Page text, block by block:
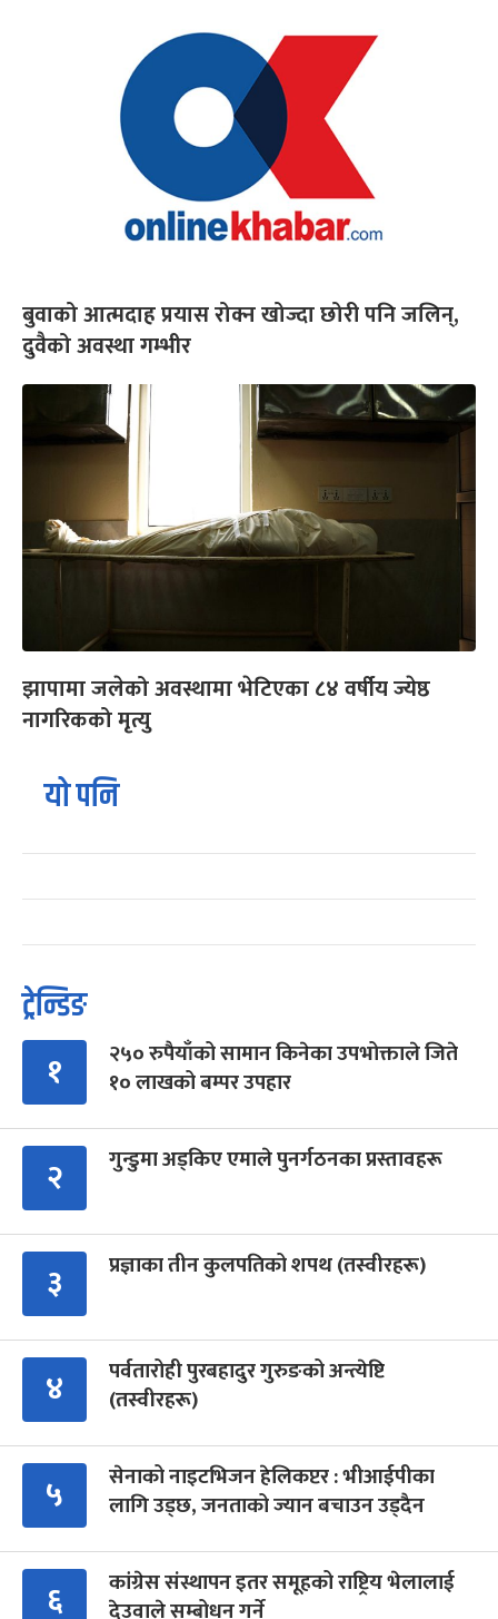
बुवाको आत्मदाह प्रयास रोक्न खोज्दा छोरी पनि जलिन्,
दुवैको अवस्था गम्भीर
झापामा जलेको अवस्थामा भेटिएका ८४ वर्षीय ज्येष्ठ
नागरिकको मृत्यु
यो पनि
ट्रेन्डिङ
१
२५० रुपैयाँको सामान किनेका उपभोक्ताले जिते
१० लाखको बम्पर उपहार
२ गुन्डुमा अड्किए एमाले पुनर्गठनका प्रस्तावहरू
३ प्रज्ञाका तीन कुलपतिको शपथ (तस्वीरहरू)
४
पर्वतारोही पुरबहादुर गुरुङको अन्त्येष्टि
(तस्वीरहरू)
५
सेनाको नाइटभिजन हेलिकप्टर : भीआईपीका
लागि उड्छ, जनताको ज्यान बचाउन उड्दैन
६
कांग्रेस संस्थापन इतर समूहको राष्ट्रिय भेलालाई
देउवाले सम्बोधन गर्ने